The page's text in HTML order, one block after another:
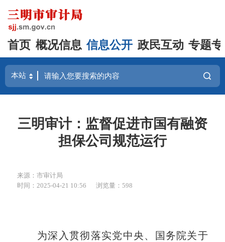
首页 概况信息 信息公开 政民互动 专题
三明审计：监督促进市国有融资
担保公司规范运行
来源：市审计局
时间：2025-04-21 10:56
浏览量：598
为深入贯彻落实党中央、国务院关于